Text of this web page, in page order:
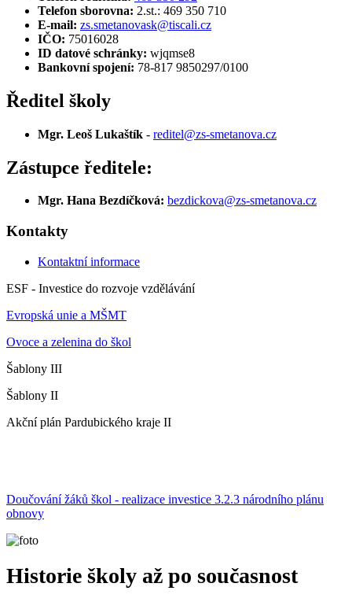
Telefon sborovna: 2.st.: 469 350 710
E-mail: zs.smetanovask@tiscali.cz
IČO: 75016028
ID datové schránky: wjqmse8
Bankovní spojení: 78-817 9850297/0100
Ředitel školy
Mgr. Leoš Lukaštík - reditel@zs-smetanova.cz
Zástupce ředitele:
Mgr. Hana Bezdíčková: bezdickova@zs-smetanova.cz
Kontakty
Kontaktní informace
ESF - Investice do rozvoje vzdělávání
Evropská unie a MŠMT
Ovoce a zelenina do škol
Šablony III
Šablony II
Akční plán Pardubického kraje II
Doučování žáků škol - realizace investice 3.2.3 národního plánu
obnovy
Historie školy až po současnost